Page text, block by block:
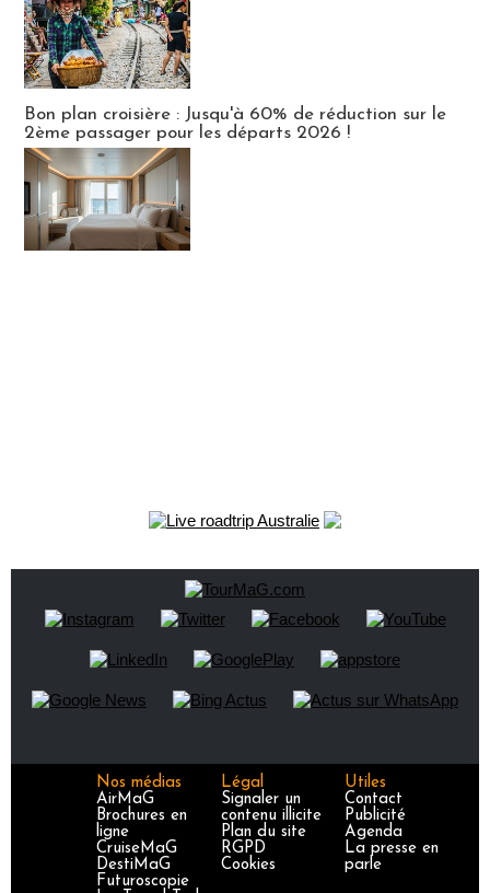
Bon plan croisière : Jusqu'à 60% de réduction sur le
2ème passager pour les départs 2026 !
Nos médias
AirMaG
Brochures en
ligne
CruiseMaG
DestiMaG
Futuroscopie
Légal
Signaler un
contenu illicite
Plan du site
RGPD
Cookies
Utiles
Contact
Publicité
Agenda
La presse en
parle